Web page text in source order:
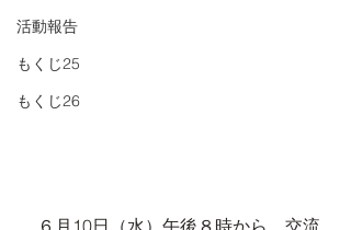
活動報告
もくじ25
もくじ26
６月10日（水）午後８時から、交流